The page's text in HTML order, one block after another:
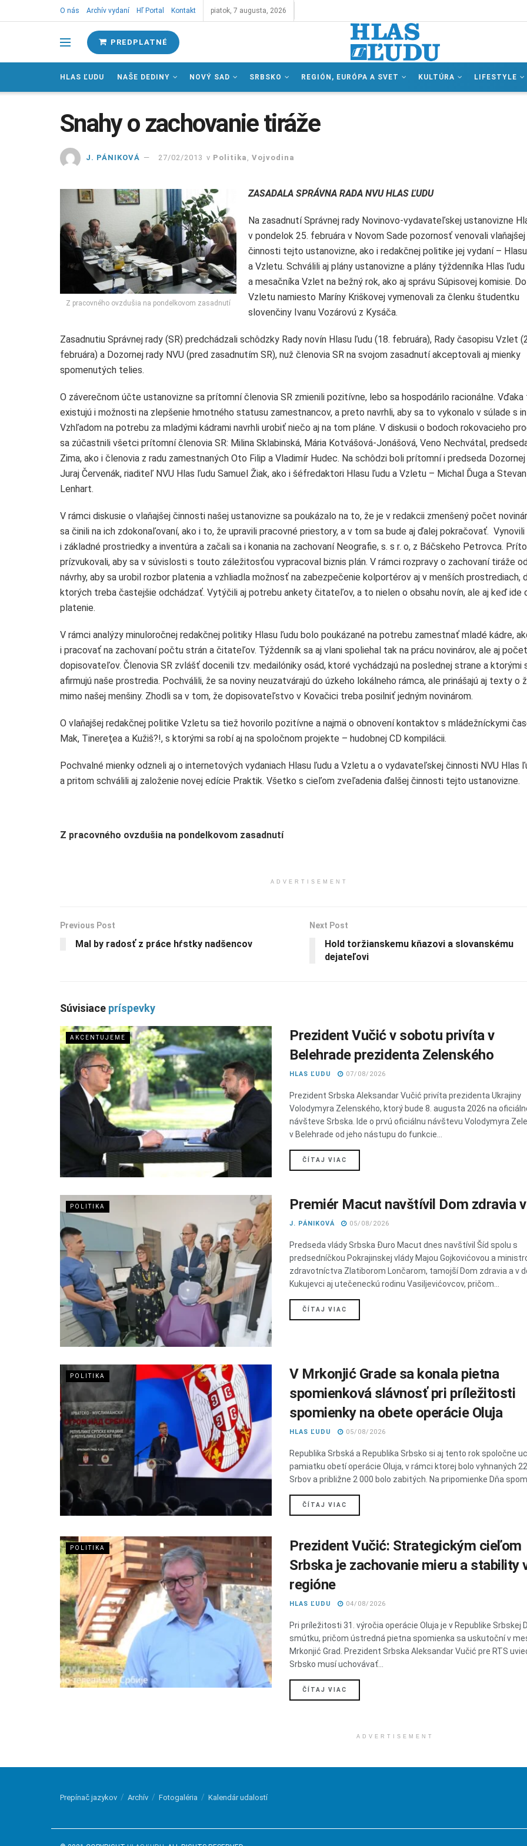
O nás Archív vydaní Hľ Portal Kontakt piatok, 7 augusta, 2026
PREDPLATNÉ
HLAS ĽUDU NAŠE DEDINY NOVÝ SAD SRBSKO REGIÓN, EURÓPA A SVET KULTÚRA LIFESTYLE
Snahy o zachovanie tiráže
J. PÁNIKOVÁ 27/02/2013 v Politika Vojvodina
Z pracovného ovzdušia na pondelkovom zasadnutí
ZASADALA SPRÁVNA RADA NVU HLAS ĽUDU
Na zasadnutí Správnej rady Novinovo-vydavateľskej ustanovizne
v pondelok 25. februára v Novom Sade pozornosť venovali vlaňajšej
činnosti tejto ustanovizne, ako i redakčnej politike jej vydaní –
a Vzletu. Schválili aj plány ustanovizne a plány týždenníka Hlas ľudu
a mesačníka Vzlet na bežný rok, ako aj správu Súpisovej komisie.
Vzletu namiesto Maríny Kriškovej vymenovali za členku študentku
slovenčiny Ivanu Vozárovú z Kysáča.
Zasadnutiu Správnej rady (SR) predchádzali schôdzky Rady novín Hlasu ľudu (18. februára), Rady časopisu Vzlet
februára) a Dozornej rady NVU (pred zasadnutím SR), nuž členovia SR na svojom zasadnutí akceptovali aj mienky
spomenutých telies.
O záverečnom účte ustanovizne sa prítomní členovia SR zmienili pozitívne, lebo sa hospodárilo racionálne. Vďaka
existujú i možnosti na zlepšenie hmotného statusu zamestnancov, a preto navrhli, aby sa to vykonalo v súlade s
Vzhľadom na potrebu za mladými kádrami navrhli urobiť niečo aj na tom pláne. V diskusii o bodoch rokovacieho
sa zúčastnili všetci prítomní členovia SR: Milina Sklabinská, Mária Kotvášová-Jonášová, Veno Nechvátal,
Zima, ako i členovia z radu zamestnaných Oto Filip a Vladimír Hudec. Na schôdzi boli prítomní i predseda
Juraj Červenák, riaditeľ NVU Hlas ľudu Samuel Žiak, ako i šéfredaktori Hlasu ľudu a Vzletu – Michal Ďuga a Stevan
Lenhart.
V rámci diskusie o vlaňajšej činnosti našej ustanovizne sa poukázalo na to, že je v redakcii zmenšený počet
sa činili na ich zdokonaľovaní, ako i to, že upravili pracovné priestory, a v tom sa bude aj ďalej pokračovať. Vynovili
i základné prostriedky a inventúra a začali sa i konania na zachovaní Neografie, s. s r. o, z Báčskeho Petrovca.
prízvukovali, aby sa v súvislosti s touto záležitosťou vypracoval biznis plán. V rámci rozpravy o zachovaní tiráže
návrhy, aby sa urobil rozbor platenia a vzhliadla možnosť na zabezpečenie kolportérov aj v menších prostrediach,
ktorých treba častejšie odchádzať. Vytýčili aj potrebu ankety čitateľov, a to nielen o obsahu novín, ale aj keď ide
platenie.
V rámci analýzy minuloročnej redakčnej politiky Hlasu ľudu bolo poukázané na potrebu zamestnať mladé kádre,
i pracovať na zachovaní počtu strán a čitateľov. Týždenník sa aj vlani spoliehal tak na prácu novinárov, ale aj
dopisovateľov. Členovia SR zvlášť docenili tzv. medailóniky osád, ktoré vychádzajú na poslednej strane a ktorými
afirmujú naše prostredia. Pochválili, že sa noviny neuzatvárajú do úzkeho lokálneho rámca, ale prinášajú aj texty o
mimo našej menšiny. Zhodli sa v tom, že dopisovateľstvo v Kovačici treba posilniť jedným novinárom.
O vlaňajšej redakčnej politike Vzletu sa tiež hovorilo pozitívne a najmä o obnovení kontaktov s mládežníckymi
Mak, Tinereţea a Kužiš?!, s ktorými sa robí aj na spoločnom projekte – hudobnej CD kompilácii.
Pochvalné mienky odzneli aj o internetových vydaniach Hlasu ľudu a Vzletu a o vydavateľskej činnosti NVU Hlas
a pritom schválili aj založenie novej edície Praktik. Všetko s cieľom zveľadenia ďalšej činnosti tejto ustanovizne.
Z pracovného ovzdušia na pondelkovom zasadnutí
ADVERTISEMENT
Previous Post
Mal by radosť z práce hŕstky nadšencov
Next Post
Hold toržianskemu kňazovi a slovanskému
dejateľovi
Súvisiace príspevky
AKCENTUJEME
Prezident Vučić v sobotu privíta v
Belehrade prezidenta Zelenského
HLAS ĽUDU 07/08/2026
Prezident Srbska Aleksandar Vučić privíta prezidenta Ukrajiny
Volodymyra Zelenského, ktorý bude 8. augusta 2026 na
návšteve Srbska. Ide o prvú oficiálnu návštevu Volodymyra
v Belehrade od jeho nástupu do funkcie...
ČÍTAJ VIAC
POLITIKA Premiér Macut navštívil Dom zdravia
J. PÁNIKOVÁ 05/08/2026
Predseda vlády Srbska Đuro Macut dnes navštívil Šíd spolu s
predsedníčkou Pokrajinskej vlády Majou Gojkovićovou a
zdravotníctva Zlatiborom Lončarom, tamojší Dom zdravia a v
Kukujevci aj utečeneckú rodinu Vasiljevićovcov, pričom...
ČÍTAJ VIAC
POLITIKA
V Mrkonjić Grade sa konala pietna
spomienková slávnosť pri príležitosti
spomienky na obete operácie Oluja
HLAS ĽUDU 05/08/2026
Republika Srbská a Republika Srbsko si aj tento rok spoločne
pamiatku obetí operácie Oluja, v rámci ktorej bolo vyhnaných
Srbov a približne 2 000 bolo zabitých. Na pripomienke Dňa
ČÍTAJ VIAC
POLITIKA
Prezident Vučić: Strategickým cieľom
Srbska je zachovanie mieru a stability
regióne
HLAS ĽUDU 04/08/2026
Pri príležitosti 31. výročia operácie Oluja je v Republike Srbskej
smútku, pričom ústredná pietna spomienka sa uskutoční v
Mrkonjić Grad. Prezident Srbska Aleksandar Vučić pre RTS
Srbsko musí uchovávať...
ČÍTAJ VIAC
ADVERTISEMENT
Prepínač jazykov Archív Fotogaléria Kalendár udalostí